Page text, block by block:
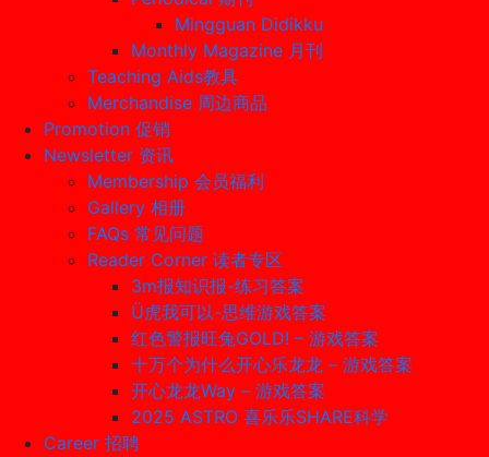
Mingguan Didikku
Monthly Magazine 月刊
Teaching Aids教具
Merchandise 周边商品
Promotion 促销
Newsletter 资讯
Membership 会员福利
Gallery 相册
FAQs 常见问题
Reader Corner 读者专区
3m报知识报-练习答案
Ü虎我可以-思维游戏答案
红色警报旺兔GOLD! – 游戏答案
十万个为什么开心乐龙龙 – 游戏答案
开心龙龙Way – 游戏答案
2025 ASTRO 喜乐乐SHARE科学
Career 招聘